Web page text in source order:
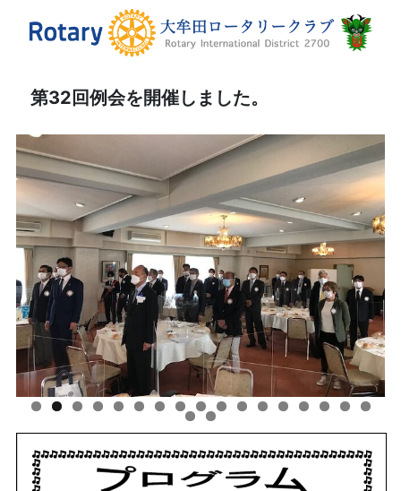
第32回例会を開催しました。